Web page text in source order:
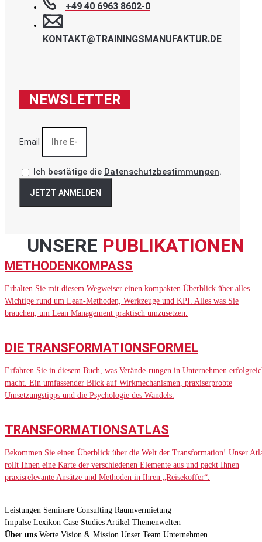
+49 40 6963 8602-0
KONTAKT@TRAININGSMANUFAKTUR.DE
NEWSLETTER
Email
Ich bestätige die Datenschutzbestimmungen.
JETZT ANMELDEN
UNSERE PUBLIKATIONEN
METHODENKOMPASS
Erhalten Sie mit diesem Wegweiser einen kompakten Überblick über alles
Wichtige rund um Lean-Methoden, Werkzeuge und KPI. Alles was Sie
brauchen, um Lean Management praktisch umzusetzen.
DIE TRANSFORMATIONSFORMEL
Erfahren Sie in diesem Buch, was Verände-rungen in Unternehmen
macht. Ein umfassender Blick auf Wirkmechanismen, praxiserprobte
Umsetzungstipps und die Psychologie des Wandels.
TRANSFORMATIONSATLAS
Bekommen Sie einen Überblick über die Welt der Transformation! Unser
rollt Ihnen eine Karte der verschiedenen Elemente aus und packt Ihnen
praxisrelevante Ansätze und Methoden in Ihren „Reisekoffer“.
Leistungen Seminare Consulting Raumvermietung
Impulse Lexikon Case Studies Artikel Themenwelten
Über uns Werte Vision & Mission Unser Team Unternehmen